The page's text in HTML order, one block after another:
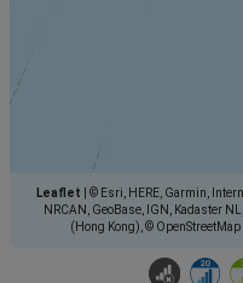
Leaflet
© Esri, HERE, Garmin,
NRCAN, GeoBase, IGN, Kadaster
(Hong Kong), ©